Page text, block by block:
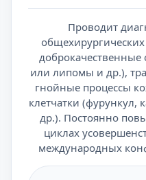
Проводит
или липомы и др.),
гнойные процессы
клетчатки (фурункул,
др.). Постоянно
циклах
международных